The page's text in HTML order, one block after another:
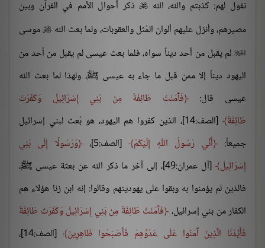
نقول لهم: كذبتم والله، الله ذكر أحوال الأمم في القرآن وبين
مصيرهم، وأنزل عليهم ألوان المُثل والعقوبات، ولما بعث الله موسى
 لم يقبل من أحد ديناً سواه، فلما بعث عيسى لم يقبل من أحد من
اليهود ديناً إلا ممن قبل ما جاء به عيسى ﷺ، ولهذا لما بعث الله
عيسى قال: فَآَمَنَتْ طَائِفَةٌ مِنْ بَنِي إِسْرَائِيلَ وَكَفَرَتْ
طَائِفَةٌ
[الصف:14]، الذين كفروا هم اليهود، هو بُعث لبني إسرائيل
جميعاً: أَنِّي رَسُولُ اللَّهِ إِلَيْكُمْ [الصف:5]،
وَرَسُولًا إِلَى بَنِي
إِسْرَائِيلَ
[آل عمران:49]، إلى آخر ما ذكر الله عن بعثة عيسى ﷺ،
فالذين لم يؤمنوا به وبقوا على يهوديتهم وقالوا: إنه ابن زنا هؤلاء هم
الكفار من بني إسرائيل، فَآَمَنَتْ طَائِفَةٌ مِنْ بَنِي إِسْرَائِيلَ وَكَفَرَتْ طَائِفَةٌ
فَأَيَّدْنَا الَّذِينَ آَمَنُوا عَلَى عَدُوِّهِمْ فَأَصْبَحُوا ظَاهِرِينَ
[الصف:14]،